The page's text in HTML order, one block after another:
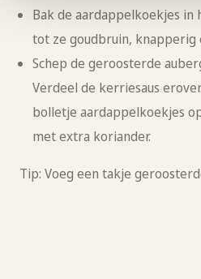
Bak de aardappelkoekjes in
tot ze goudbruin, knapperig
Schep de geroosterde
Verdeel de kerriesaus
bolletje aardappelkoekjes
met extra koriander.
Tip: Voeg een takje